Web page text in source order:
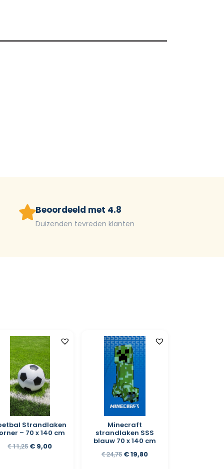
Beoordeeld met 4.8
Duizenden tevreden klanten
Strandlaken
– 70 x 140 cm
€11,25 € 9,00
Minecraft
strandlaken SSS
blauw 70 x 140 cm
€24,75 €19,80